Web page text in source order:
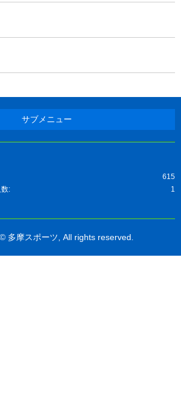
サブメニュー
615
1
:
多摩スポーツ, All rights reserved.